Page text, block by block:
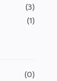
(3)
(1)
(0)